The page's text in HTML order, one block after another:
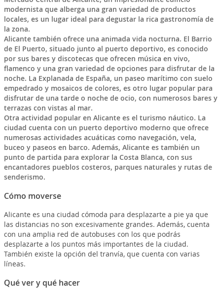
modernista que alberga una gran variedad de productos
locales, es un lugar ideal para degustar la rica gastronomía de
la zona.
Alicante también ofrece una animada vida nocturna. El Barrio
de El Puerto, situado junto al puerto deportivo, es conocido
por sus bares y discotecas que ofrecen música en vivo,
flamenco y una gran variedad de opciones para disfrutar de la
noche. La Explanada de España, un paseo marítimo con suelo
empedrado y mosaicos de colores, es otro lugar popular para
disfrutar de una tarde o noche de ocio, con numerosos bares y
terrazas con vistas al mar.
Otra actividad popular en Alicante es el turismo náutico. La
ciudad cuenta con un puerto deportivo moderno que ofrece
numerosas actividades acuáticas como navegación, vela,
buceo y paseos en barco. Además, Alicante es también un
punto de partida para explorar la Costa Blanca, con sus
encantadores pueblos costeros, parques naturales y rutas de
senderismo.
Cómo moverse
Alicante es una ciudad cómoda para desplazarte a pie ya que
las distancias no son excesivamente grandes. Además, cuenta
con una amplia red de autobuses con los que podrás
desplazarte a los puntos más importantes de la ciudad.
También existe la opción del tranvía, que cuenta con varias
líneas.
Qué ver y qué hacer